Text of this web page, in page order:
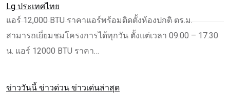
Lg ประเทศไทย
แอร์ 12,000 BTU ราคาแอร์พร้อมติดตั้งห้องปกติ ตร.ม.
สามารถเยี่ยมชมโครงการได้ทุกวัน ตั้งแต่เวลา 09.00 – 17.30
น. แอร์ 12000 BTU ราคา…
ข่าววันนี้ ข่าวด่วน ข่าวเด่นล่าสุด